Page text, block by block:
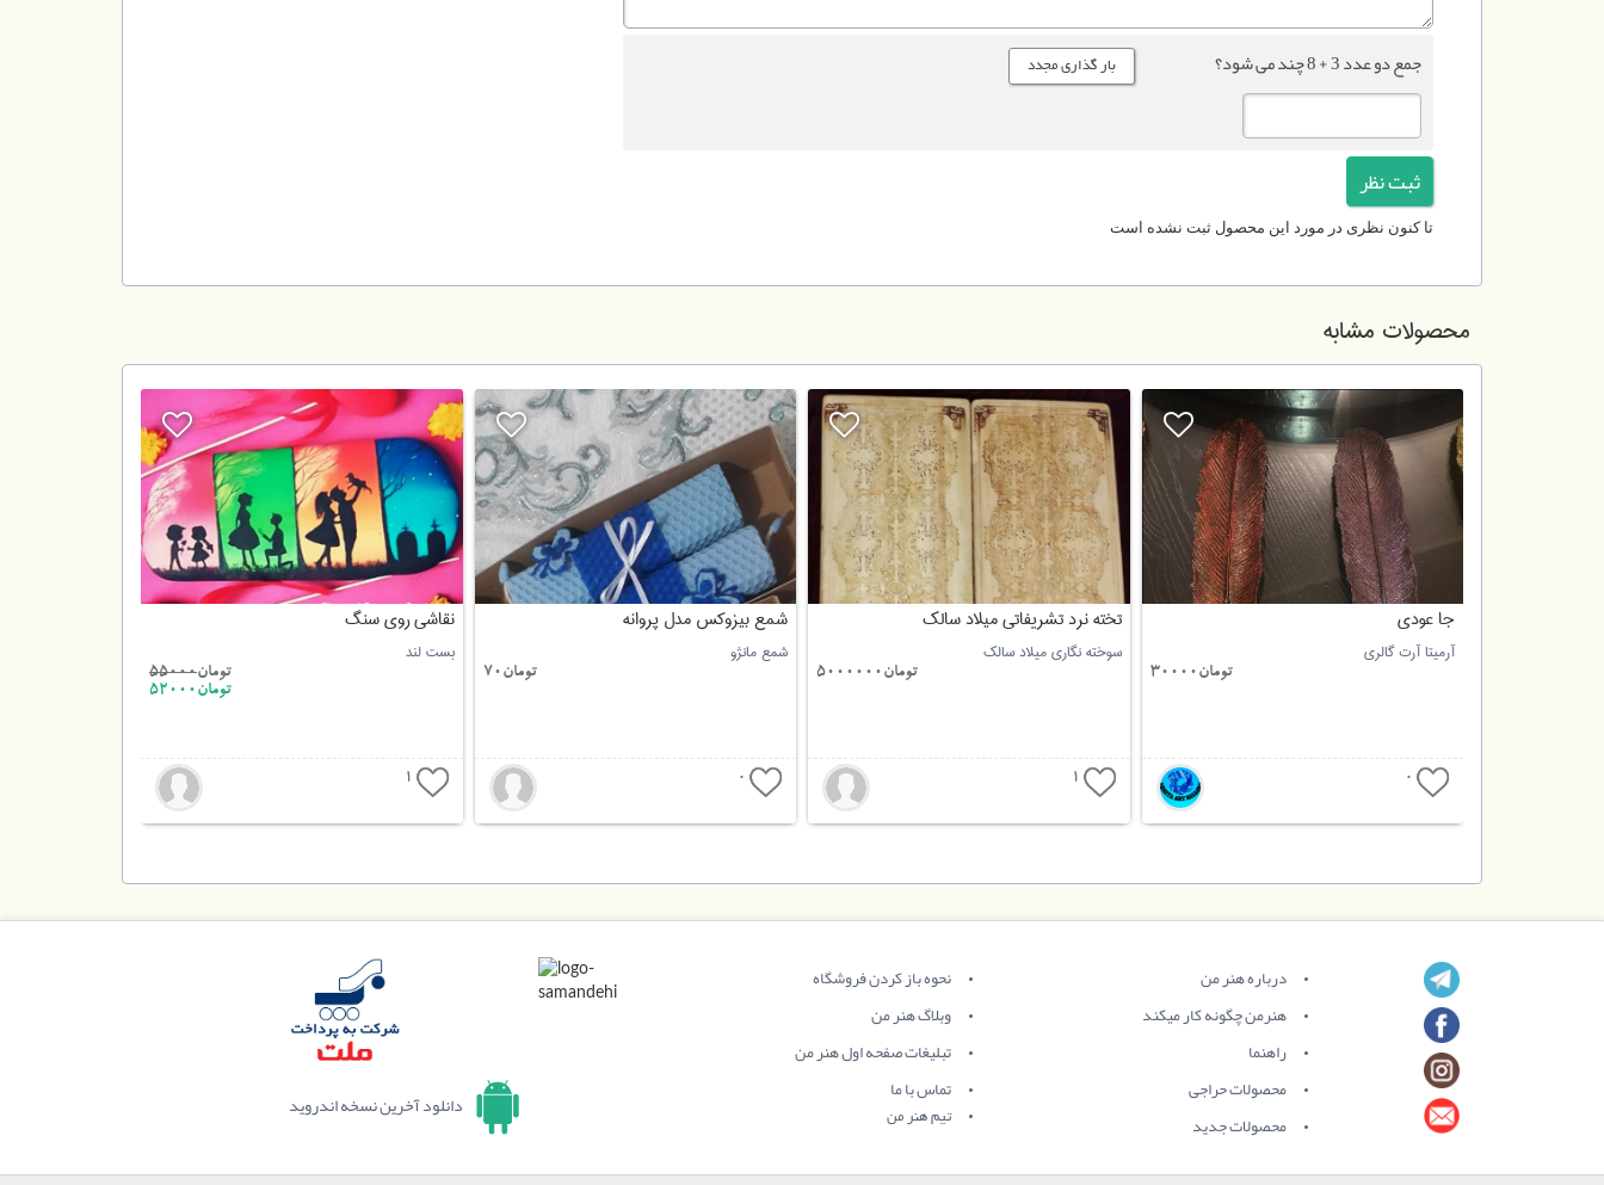
جمع دو عدد 3 + 8 چند می شود؟
تا کنون نظری در مورد این محصول ثبت نشده است
محصولات مشابه
نقاشی روی سنگ
بست لند
تومان55000
تومان52000
1
شمع بیزوکس مدل پروانه
شمع مانژو
تومان70
0
تخته نرد تشریفاتی میلاد سالک
سوخته نگاری میلاد سالک
تومان5000000
1
جا عودی
آرمیتا آرت گالری
تومان30000
0
درباره هنر من
هنرمن چگونه کار میکند
راهنما
محصولات حراجی
محصولات جدید
نحوه باز کردن فروشگاه
وبلاگ هنر من
تبلیغات صفحه اول هنر من
تماس با ما
تیم هنر من دانلود آخرین نسخه اندروید